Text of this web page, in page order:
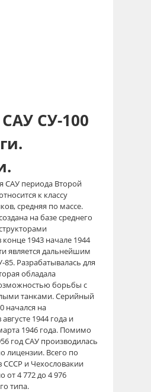
СУ-100
САУ периода Второй
к классу
средняя по массе.
на базе среднего
1943 начале 1944
является дальнейшим
Разрабатывалась для
обладала
борьбы с
танками. Серийный
начался на
1944 года и
1946 года. Помимо
год САУ производилась
лицензии. Всего по
и Чехословакии
от 4 772 до 4 976
типа.